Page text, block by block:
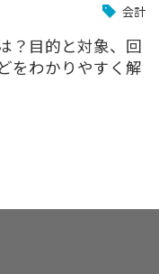
会計
？目的と対象、回
をわかりやすく解